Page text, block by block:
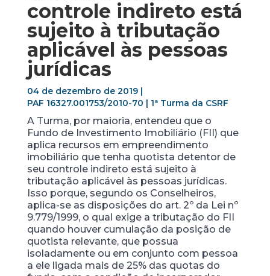
controle indireto está
sujeito à tributação
aplicável às pessoas
jurídicas
04 de dezembro de 2019 |
PAF 16327.001753/2010-70 | 1ª Turma da CSRF
A Turma, por maioria, entendeu que o
Fundo de Investimento Imobiliário (FII) que
aplica recursos em empreendimento
imobiliário que tenha quotista detentor de
seu controle indireto está sujeito à
tributação aplicável às pessoas jurídicas.
Isso porque, segundo os Conselheiros,
aplica-se as disposições do art. 2º da Lei nº
9.779/1999, o qual exige a tributação do FII
quando houver cumulação da posição de
quotista relevante, que possua
isoladamente ou em conjunto com pessoa
a ele ligada mais de 25% das quotas do